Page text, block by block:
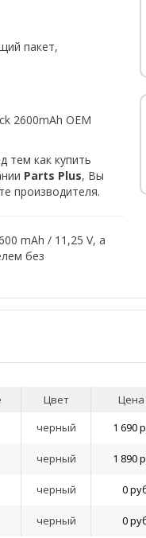
пакет,
2600mAh OEM
тем как купить
Parts Plus, Вы
производителя.
mAh / 11,25 V, а
без
Цвет
Цена
черный 1 690
черный 1 890
черный 0
черный 0